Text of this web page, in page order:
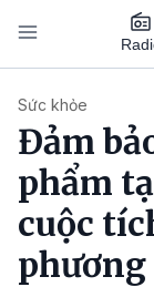
Nhảy đến nội dung
Sức khỏe
Đảm
phẩm
cuộc
phương